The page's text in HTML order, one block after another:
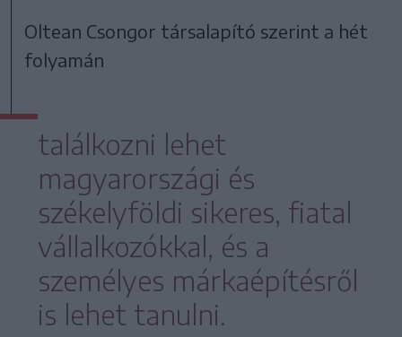
Oltean Csongor társalapító szerint a hét
folyamán
találkozni lehet
magyarországi és
székelyföldi sikeres, fiatal
vállalkozókkal, és a
személyes márkaépítésről
is lehet tanulni.